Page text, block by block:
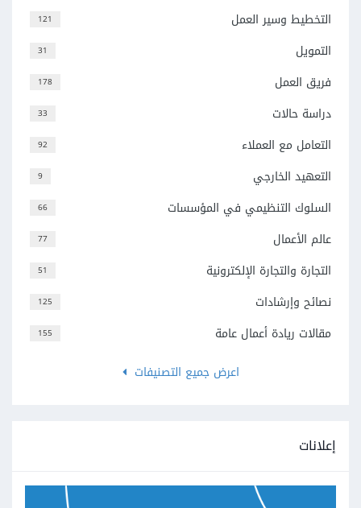
121 التخطيط وسير العمل
31 التمويل
178 فريق العمل
33 دراسة حالات
92 التعامل مع العملاء
9 التعهيد الخارجي
66 السلوك التنظيمي في المؤسسات
77 عالم الأعمال
51 التجارة والتجارة الإلكترونية
125 نصائح وإرشادات
155
مقالات ريادة أعمال عامة
اعرض جميع التصنيفات
إعلانات